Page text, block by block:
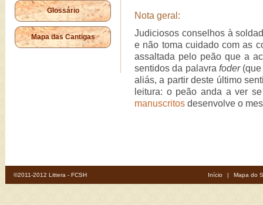
Glossário
Mapa das Cantigas
Nota geral:
Judiciosos conselhos à
e não toma cuidado com as
assaltada pelo peão que a
sentidos da palavra foder(que
aliás, a partir deste último
leitura: o peão anda a ver
manuscritos desenvolve o
©2011-2012 Littera - FCSH Início | Mapa do